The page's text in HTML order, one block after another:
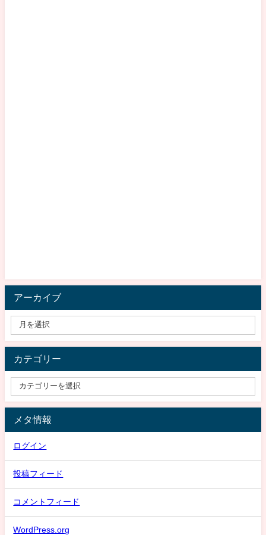
アーカイブ
カテゴリー
メタ情報
ログイン
投稿フィード
コメントフィード
WordPress.org